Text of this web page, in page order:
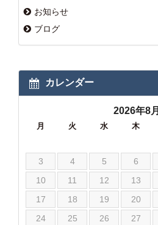
お知らせ
ブログ
カレンダー
2026年8月
月 火 水 木
3
4 5 6
10
11 12 13
17
18 19 20
24
25 26 27